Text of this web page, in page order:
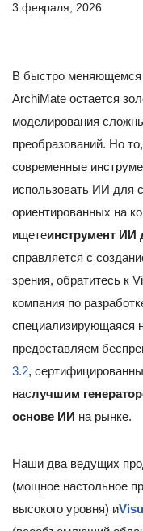
3 февраля, 2026
В быстро меняющемся
ArchiMate остается
моделирования
преобразований. Но
современные
использовать ИИ для
ориентированных на
ищетеинструмент ИИ
справляется с
зрения, обратитесь к
компания по
специализирующаяся
предоставляем
3.2,
наслучшим
основе ИИ на рынке.
Наши два ведущих
(мощное настольное
высокого уровня) и